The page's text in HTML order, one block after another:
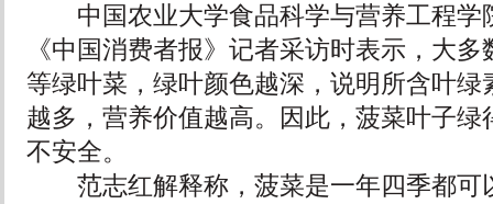
中国农业大学食品科学与营养工程学
《中国消费者报》记者采访时表示，大
等绿叶菜，绿叶颜色越深，说明所含叶绿
越多，营养价值越高。因此，菠菜叶子绿
不安全。
范志红解释称，菠菜是一年四季都可